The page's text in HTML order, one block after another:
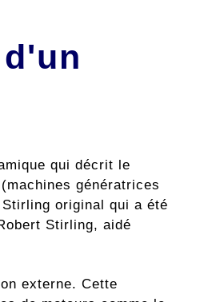
qui décrit le
génératrices
original qui a été
Stirling, aidé
externe. Cette